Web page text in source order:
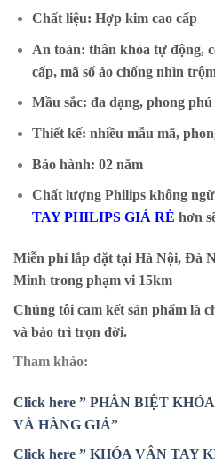
Chất liệu: Hợp kim cao cấp
An toàn: thân khóa tự động,
cấp, mã số ảo chống nhìn
Mầu sắc: đa dạng, phong phú
Thiết kế: nhiều mẫu mã,
Bảo hành: 02 năm
Chất lượng Philips không
TAY PHILIPS GIÁ RẺ hơn
Miễn phí lắp đặt tại Hà Nội, Đà
Minh trong phạm vi 15km
Chúng tôi cam kết sản phẩm là
và bảo trì trọn đời.
Tham khảo:
Click here ” PHÂN BIỆT
VÀ HÀNG GIẢ”
Click here ” KHÓA VÂN TAY